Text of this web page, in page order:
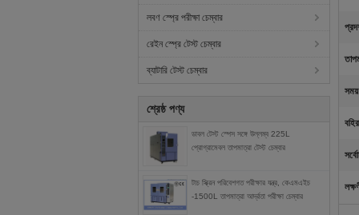
লবণ স্প্রে পরীক্ষা চেম্বার
রেইন স্প্রে টেস্ট চেম্বার
ব্যাটারি টেস্ট চেম্বার
শ্রেষ্ঠ পণ্য
ডাবল টেস্ট স্পেস সঙ্গে উল্লম্ব 225L
প্রোগ্রামেবল তাপমাত্রা টেস্ট চেম্বার
টাচ স্ক্রিন পরিবেশগত পরীক্ষার যন্ত্র, কেএমএইচ
-1500L তাপমাত্রা আর্দ্রতা পরীক্ষা চেম্বার
সময়